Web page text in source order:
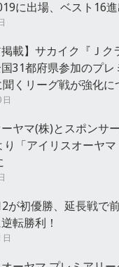
に出場、ベスト16進
掲載】サカイク『Ｊク
31都府県参加のプレ
くリーグ戦が強化に
ヤマ(株)とスポンサ
り「アイリスオーヤ
が初優勝、延長戦で
転勝利！